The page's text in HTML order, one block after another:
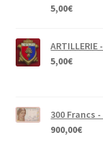
5,00€
5,00€
300 Francs
900,00€